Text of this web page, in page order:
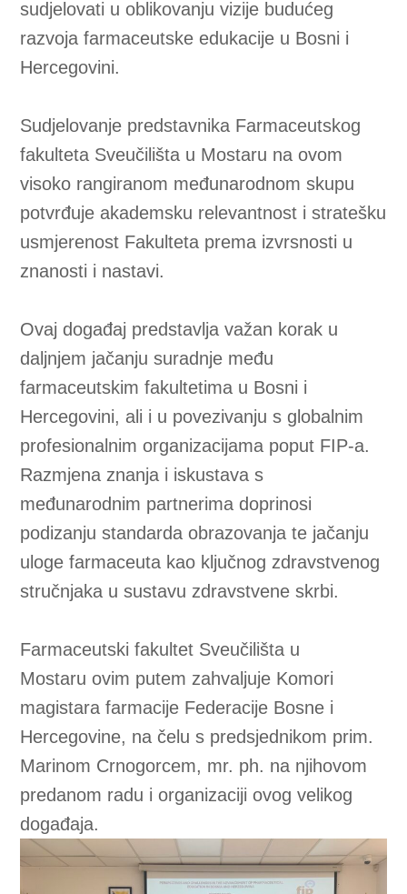
VELJAČA
27
nastave za tjedan od
3.3. do 6.3.2026. godine
preddiplomski,Laboratorijska biomedicina
preddiplomski
Farmacija
Kozmetologija
Laboratorijska